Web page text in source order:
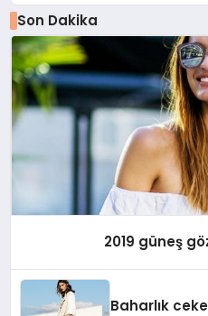
Son Dakika
2019 güneş
Baharlık